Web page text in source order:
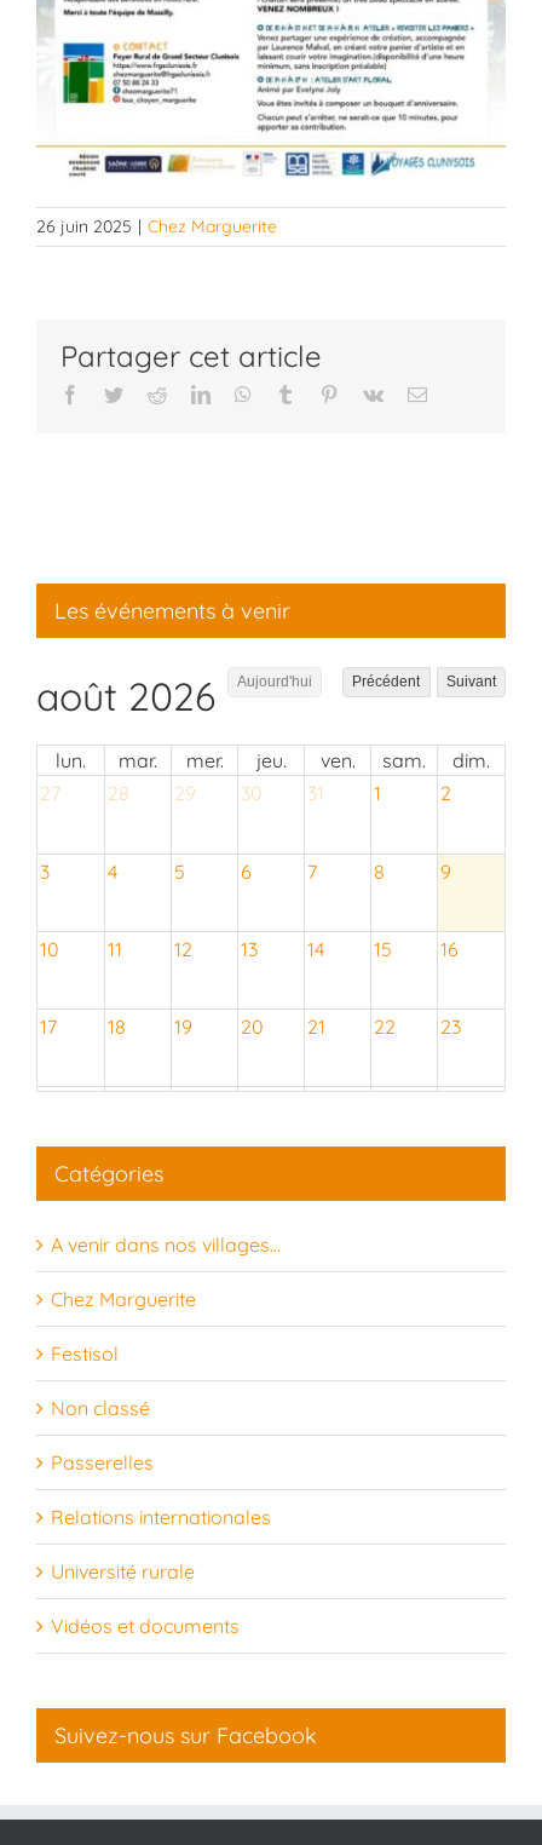
26 juin 2025 | Chez Marguerite
Partager cet article
Facebook
TwitterRedditLinkedInWhatsApp
Tumblr Pinterest
Vk Email
Les événements à venir
août 2026 Aujourd'hui Précédent Suivant
lun. mar. mer. jeu. ven. sam.
dim.
27
28 29 30 31 1 2
3 4 5 6 7 8 9
10 11 12 13 14 15 16
17 18 19 20 21 22 23
31 1
Catégories
A venir dans nos villages…
Chez Marguerite
Festisol
Non classé
Passerelles
Relations internationales
Université rurale
Vidéos et documents
Suivez-nous sur Facebook